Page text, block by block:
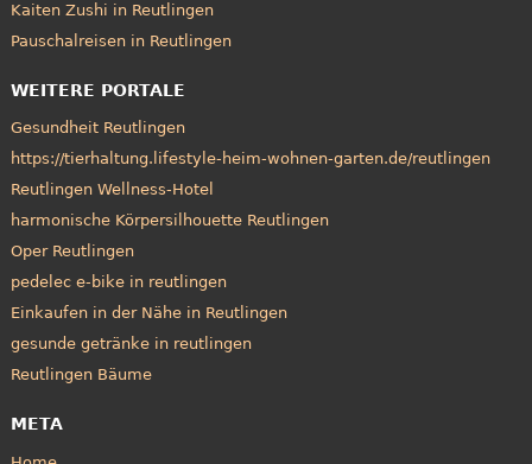
Kaiten Zushi in Reutlingen
Pauschalreisen in Reutlingen
WEITERE PORTALE
Gesundheit Reutlingen
https://tierhaltung.lifestyle-heim-wohnen-garten.de/reutlingen
Reutlingen Wellness-Hotel
harmonische Körpersilhouette Reutlingen
Oper Reutlingen
pedelec e-bike in reutlingen
Einkaufen in der Nähe in Reutlingen
gesunde getränke in reutlingen
Reutlingen Bäume
META